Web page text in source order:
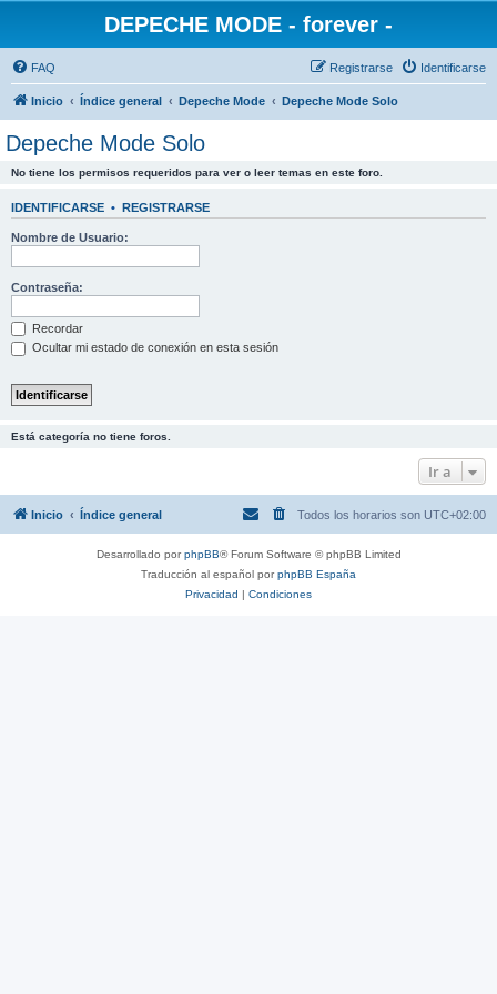
DEPECHE MODE - forever -
FAQ Identificarse
Registrarse
Inicio Índice general Depeche Mode Depeche Mode Solo
Depeche Mode Solo
No tiene los permisos requeridos para ver o leer temas en este foro.
IDENTIFICARSE • REGISTRARSE
Nombre de Usuario:
Contraseña:
Recordar
Ocultar mi estado de conexión en esta sesión
Está categoría no tiene foros.
Ir a
Inicio Índice general Todos los horarios son UTC+02:00
Desarrollado porphpBB® Forum Software © phpBB Limited
Traducción al español porphpBB España
Privacidad | Condiciones